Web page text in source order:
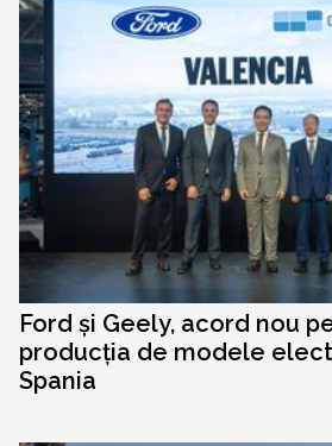
Ford și Geely, acord nou
producția de modele
Spania